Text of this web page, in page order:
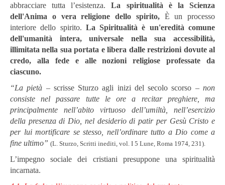
abbracciare tutta l’esistenza.La spiritualità è la Scienza
dell'Anima o vera religione dello spirito, È un processo
interiore dello spirito. La Spiritualità è un'eredità comune
dell'umanità intera, universale nella sua accessibilità,
illimitata nella sua portata e libera dalle restrizioni dovute al
credo, alla fede e alle nozioni religiose professate da
ciascuno.
“La pietà – scrisse Sturzo agli inizi del secolo scorso –non
consiste nel passare tutte le ore a recitar preghiere, ma
principalmente nell’abito virtuoso dell’umiltà, nell’esercizio
della presenza di Dio, nel desiderio di patir per Gesù Cristo e
per lui mortificare se stesso, nell’ordinare tutto a Dio come a
fine ultimo” (L. Sturzo, Scritti inediti, vol. I 5 Lune, Roma 1974, 231).
L’impegno sociale dei cristiani presuppone una spiritualità
incarnata.